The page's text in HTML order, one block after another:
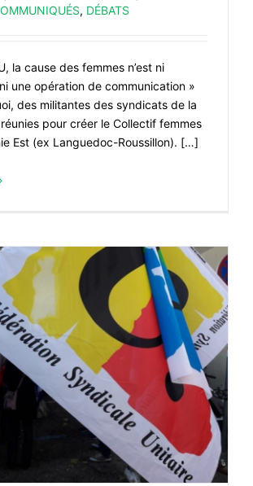
, DÉBATS
la cause des femmes n’est ni
une opération de communication »
des militantes des syndicats de la
pour créer le Collectif femmes
Est (ex Languedoc-Roussillon). […]